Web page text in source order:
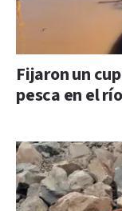
Fijaron un
pesca en el